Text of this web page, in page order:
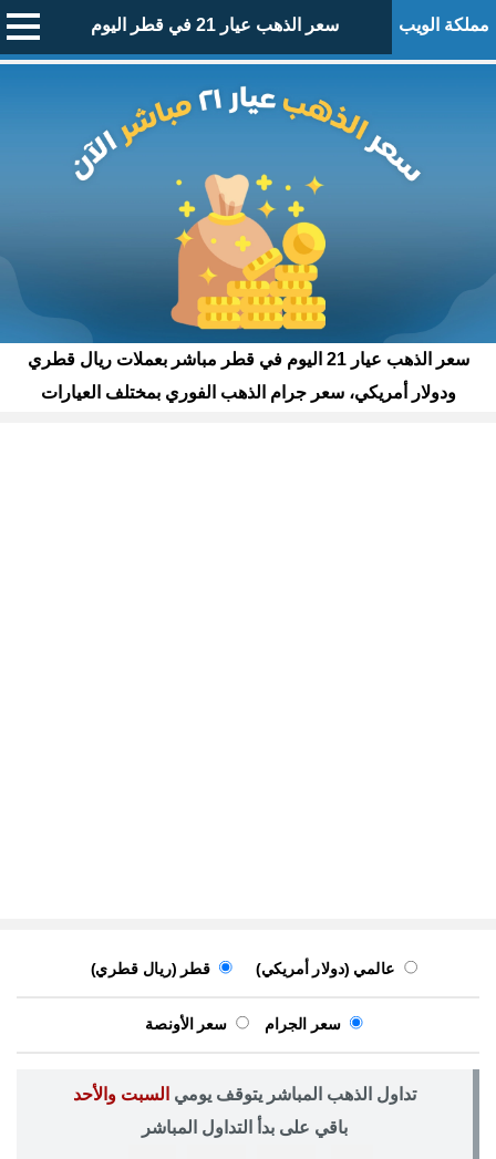
مملكة الويب سعر الذهب عيار 21 في قطر اليوم
سعر الذهب عيار 21 اليوم في قطر مباشر بعملات ريال قطري
ودولار أمريكي، سعر جرام الذهب الفوري بمختلف العيارات
عالمي (دولار أمريكي) قطر (ريال قطري)
سعر الجرام سعر الأونصة
تداول الذهب المباشر يتوقف يومي السبت والأحد
باقي على بدأ التداول المباشر